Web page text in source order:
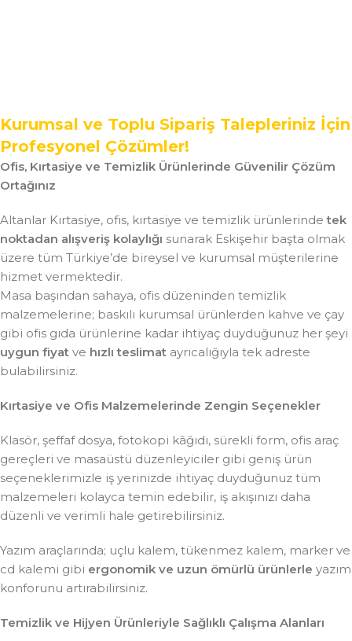
Kurumsal ve Toplu Sipariş Talepleriniz İçin
Profesyonel Çözümler!
Ofis, Kırtasiye ve Temizlik Ürünlerinde Güvenilir Çözüm
Ortağınız
Altanlar Kırtasiye, ofis, kırtasiye ve temizlik ürünlerindetek
noktadan alışveriş kolaylığı sunarak Eskişehir başta olmak
üzere tüm Türkiye’de bireysel ve kurumsal müşterilerine
hizmet vermektedir.
Masa başından sahaya, ofis düzeninden temizlik
malzemelerine; baskılı kurumsal ürünlerden kahve ve çay
gibi ofis gıda ürünlerine kadar ihtiyaç duyduğunuz her şeyi
uygun fiyat ve hızlı teslimat ayrıcalığıyla tek adreste
bulabilirsiniz.
Kırtasiye ve Ofis Malzemelerinde Zengin Seçenekler
Klasör, şeffaf dosya, fotokopi kâğıdı, sürekli form, ofis araç
gereçleri ve masaüstü düzenleyiciler gibi geniş ürün
seçeneklerimizle iş yerinizde ihtiyaç duyduğunuz tüm
malzemeleri kolayca temin edebilir, iş akışınızı daha
düzenli ve verimli hale getirebilirsiniz.
Yazım araçlarında; uçlu kalem, tükenmez kalem, marker ve
cd kalemi gibi ergonomik ve uzun ömürlü ürünlerle yazım
konforunu artırabilirsiniz.
Temizlik ve Hijyen Ürünleriyle Sağlıklı Çalışma Alanları